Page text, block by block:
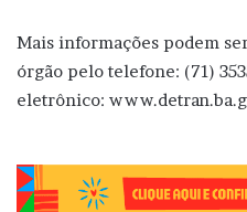
Mais informações podem
órgão pelo telefone: (71)
eletrônico: